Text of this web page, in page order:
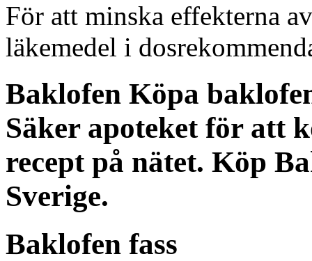
För att minska effekterna
läkemedel i
Baklofen Köpa
Säker apoteket för att
recept på nätet. Köp
Sverige.
Baklofen fass